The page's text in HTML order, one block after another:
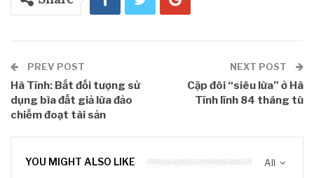
PREV POST
Hà Tĩnh: Bắt đối tượng sử
dụng bìa đất giả lừa đảo
chiếm đoạt tài sản
NEXT POST
Cặp đôi “siêu lừa” ở Hà
Tĩnh lĩnh 84 tháng tù
All
YOU MIGHT ALSO LIKE